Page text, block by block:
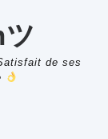
de ses